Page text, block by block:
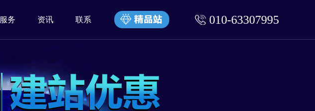
010-63307995
服务 资讯 联系